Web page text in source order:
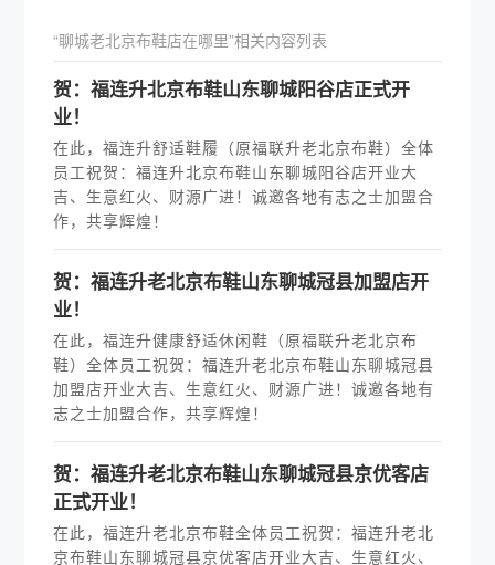
“聊城老北京布鞋店在哪里”相关内容列表
贺：福连升北京布鞋山东聊城阳谷店正式开
业！
在此，福连升舒适鞋履（原福联升老北京布鞋）全体
员工祝贺：福连升北京布鞋山东聊城阳谷店开业大
吉、生意红火、财源广进！诚邀各地有志之士加盟合
作，共享辉煌！
贺：福连升老北京布鞋山东聊城冠县加盟店开
业！
在此，福连升健康舒适休闲鞋（原福联升老北京布
鞋）全体员工祝贺：福连升老北京布鞋山东聊城冠县
加盟店开业大吉、生意红火、财源广进！诚邀各地有
志之士加盟合作，共享辉煌！
贺：福连升老北京布鞋山东聊城冠县京优客店
正式开业！
在此，福连升老北京布鞋全体员工祝贺：福连升老北
京布鞋山东聊城冠县京优客店开业大吉、生意红火、